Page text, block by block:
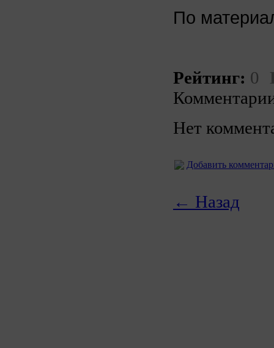
По
Рейтинг: 0
Нет
Добавить
← Назад